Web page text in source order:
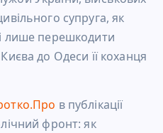
супруга, як
лише перешкодити
до Одеси її коханця
в публікації
фронт: як